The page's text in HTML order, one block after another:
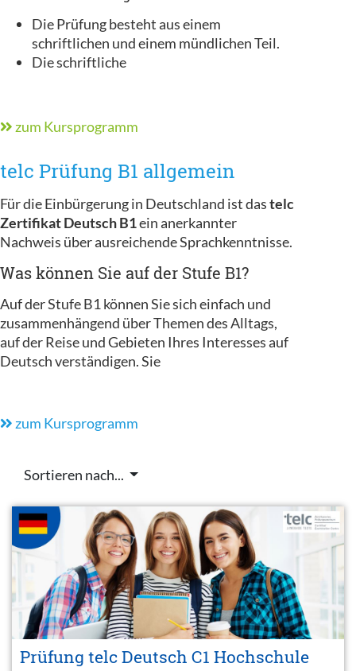
Die Prüfung besteht aus einem
schriftlichen und einem mündlichen Teil.
Die schriftliche
zum Kursprogramm
telc Prüfung B1 allgemein
Für die Einbürgerung in Deutschland ist dastelc
Zertifikat Deutsch B1ein anerkannter
Nachweis über ausreichende Sprachkenntnisse.
Was können Sie auf der Stufe B1?
Auf der Stufe B1 können Sie sich einfach und
zusammenhängend über Themen des Alltags,
auf der Reise und Gebieten Ihres Interesses auf
Deutsch verständigen. Sie
zum Kursprogramm
Sortieren nach...
Prüfung telc Deutsch C1 Hochschule